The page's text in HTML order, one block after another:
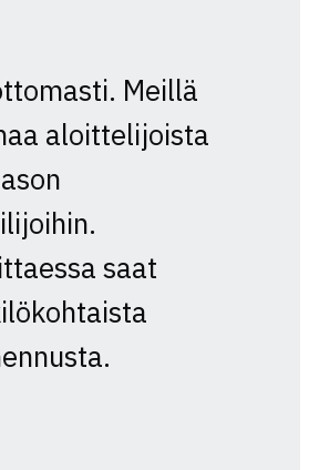
Meillä
aloittelijoista
saat